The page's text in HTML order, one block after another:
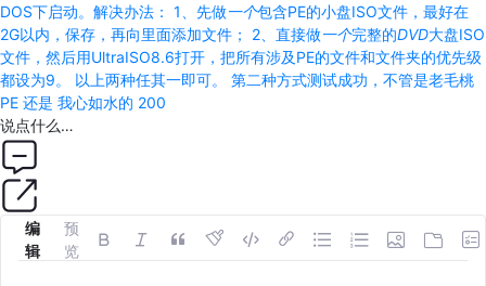
DOS下启动。解决办法： 1、先做一个包含PE的小盘ISO文件，最好在
2G以内，保存，再向里面添加文件； 2、直接做一个完整的DVD大盘ISO
文件，然后用UltraISO8.6打开，把所有涉及PE的文件和文件夹的优先级
都设为9。 以上两种任其一即可。 第二种方式测试成功，不管是老毛桃
PE 还是 我心如水的 200
说点什么…
编
辑
预
览